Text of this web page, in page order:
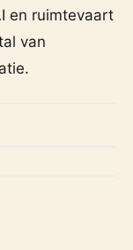
en ruimtevaart
van